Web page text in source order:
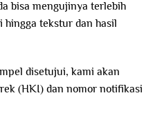
bisa mengujinya terlebih
hingga tekstur dan hasil
disetujui, kami akan
(HKI) dan nomor notifikasi